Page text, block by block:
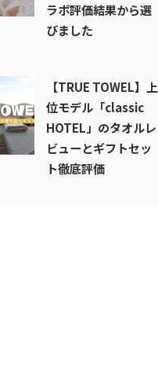
ラボ評価結果から選
びました
【TRUE TOWEL】上
位モデル「classic
HOTEL」のタオルレ
ビューとギフトセッ
ト徹底評価